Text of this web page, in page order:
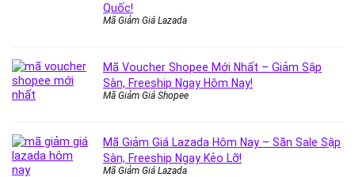
Quốc!
Mã Giảm Giá Lazada
Mã Voucher Shopee Mới Nhất – Giảm Sập
Sàn, Freeship Ngay Hôm Nay!
Mã Giảm Giá Shopee
Mã Giảm Giá Lazada Hôm Nay – Săn Sale Sập
Sàn, Freeship Ngay Kẻo Lỡ!
Mã Giảm Giá Lazada